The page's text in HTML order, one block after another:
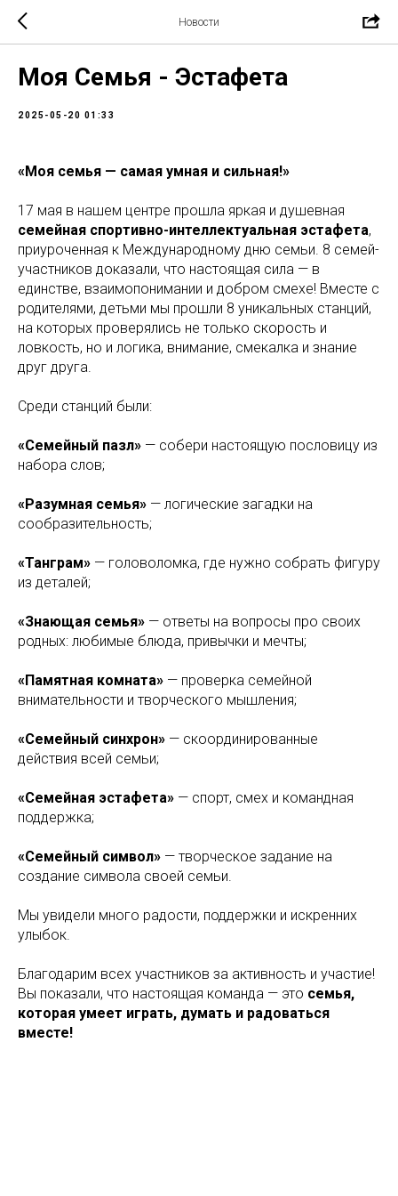
Новости
Моя Семья - Эстафета
2025-05-20 01:33
«Моя семья — самая умная и сильная!»
17 мая в нашем центре прошла яркая и душевная
семейная спортивно-интеллектуальная эстафета,
приуроченная к Международному дню семьи. 8 семей-
участников доказали, что настоящая сила — в
единстве, взаимопонимании и добром смехе! Вместе с
родителями, детьми мы прошли 8 уникальных станций,
на которых проверялись не только скорость и
ловкость, но и логика, внимание, смекалка и знание
друг друга.
Среди станций были:
«Семейный пазл» — собери настоящую пословицу из
набора слов;
«Разумная семья» — логические загадки на
сообразительность;
«Танграм» — головоломка, где нужно собрать фигуру
из деталей;
«Знающая семья» — ответы на вопросы про своих
родных: любимые блюда, привычки и мечты;
«Памятная комната» — проверка семейной
внимательности и творческого мышления;
«Семейный синхрон» — скоординированные
действия всей семьи;
«Семейная эстафета» — спорт, смех и командная
поддержка;
«Семейный символ» — творческое задание на
создание символа своей семьи.
Мы увидели много радости, поддержки и искренних
улыбок.
Благодарим всех участников за активность и участие!
Вы показали, что настоящая команда — это семья,
которая умеет играть, думать и радоваться
вместе!